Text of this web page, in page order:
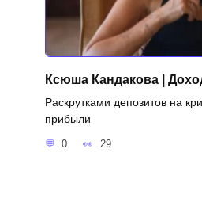
Ксюша Кандакова |
Раскрутками депозитов на
прибыли
0 29